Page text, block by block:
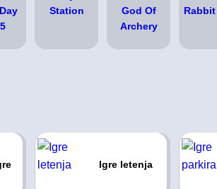
Igre letenja